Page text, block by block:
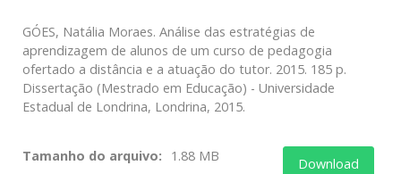
GÓES, Natália Moraes. Análise das estratégias de
aprendizagem de alunos de um curso de pedagogia
ofertado a distância e a atuação do tutor. 2015. 185 p.
Dissertação (Mestrado em Educação) - Universidade
Estadual de Londrina, Londrina, 2015.
Tamanho do arquivo: 1.88 MB Download